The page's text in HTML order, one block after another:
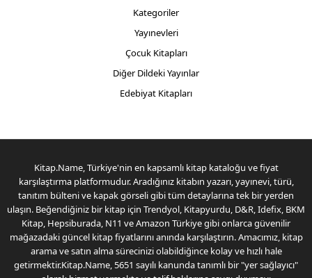
Kategoriler
Yayınevleri
Çocuk Kitapları
Diğer Dildeki Yayınlar
Edebiyat Kitapları
Kitap.Name, Türkiye'nin en kapsamlı kitap kataloğu ve fiyat
karşılaştırma platformudur. Aradığınız kitabın yazarı, yayınevi, türü,
tanıtım bülteni ve kapak görseli gibi tüm detaylarına tek bir yerden
ulaşın. Beğendiğiniz bir kitap için Trendyol, Kitapyurdu, D&R, Idefix, BKM
Kitap, Hepsiburada, N11 ve Amazon Türkiye gibi onlarca güvenilir
mağazadaki güncel kitap fiyatlarını anında karşılaştırın. Amacımız, kitap
arama ve satın alma sürecinizi olabildiğince kolay ve hızlı hale
getirmektir.Kitap.Name, 5651 sayılı kanunda tanımlı bir "yer sağlayıcı"